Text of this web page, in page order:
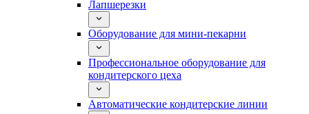
Лапшерезки
Оборудование для мини-пекарни
Профессиональное оборудование для
кондитерского цеха
Автоматические кондитерские линии